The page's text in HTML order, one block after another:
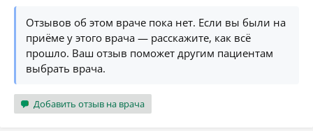
Отзывов об этом враче пока нет. Если вы были на
приёме у этого врача — расскажите, как всё
прошло. Ваш отзыв поможет другим пациентам
выбрать врача.
Добавить отзыв на врача